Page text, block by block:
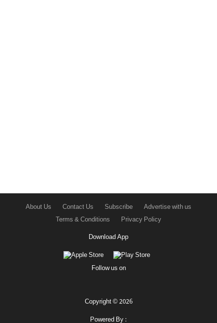
About Us Contact Us Subscribe
Advertise with us
Terms & Conditions
Privacy Policy
Download App
Follow us on
Copyright © 2026
Powered By :